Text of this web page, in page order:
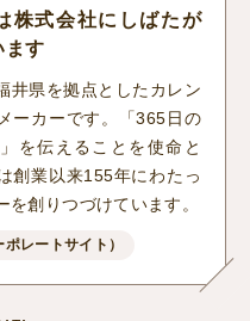
株式会社にしばたが
ます
井県を拠点としたカレン
ーカーです。「365日の
を伝えることを使命と
創業以来155年にわたっ
を創りつづけています。
レートサイト）